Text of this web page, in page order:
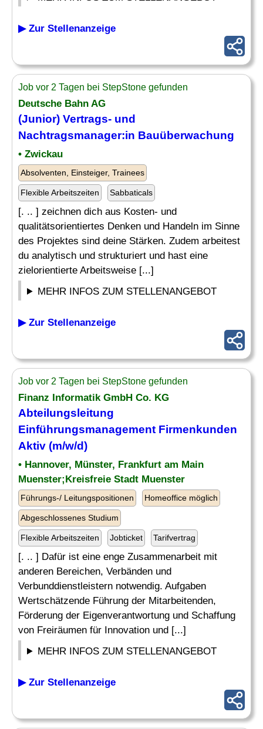
▶ Zur Stellenanzeige
Job vor 2 Tagen bei StepStone gefunden
Deutsche Bahn AG
(Junior) Vertrags- und
Nachtragsmanager:in Bauüberwachung
• Zwickau
Absolventen, Einsteiger, Trainees
Flexible Arbeitszeiten Sabbaticals
[. .. ] zeichnen dich aus Kosten- und
qualitätsorientiertes Denken und Handeln im Sinne
des Projektes sind deine Stärken. Zudem arbeitest
du analytisch und strukturiert und hast eine
zielorientierte Arbeitsweise [...]
MEHR INFOS ZUM STELLENANGEBOT
▶ Zur Stellenanzeige
Job vor 2 Tagen bei StepStone gefunden
Finanz Informatik GmbH Co. KG
Abteilungsleitung
Einführungsmanagement Firmenkunden
Aktiv (m/w/d)
• Hannover, Münster, Frankfurt am Main
Muenster;Kreisfreie Stadt Muenster
Führungs-/ Leitungspositionen Homeoffice möglich
Abgeschlossenes Studium
Flexible Arbeitszeiten Jobticket Tarifvertrag
[. .. ] Dafür ist eine enge Zusammenarbeit mit
anderen Bereichen, Verbänden und
Verbunddienstleistern notwendig. Aufgaben
Wertschätzende Führung der Mitarbeitenden,
Förderung der Eigenverantwortung und Schaffung
von Freiräumen für Innovation und [...]
MEHR INFOS ZUM STELLENANGEBOT
▶ Zur Stellenanzeige